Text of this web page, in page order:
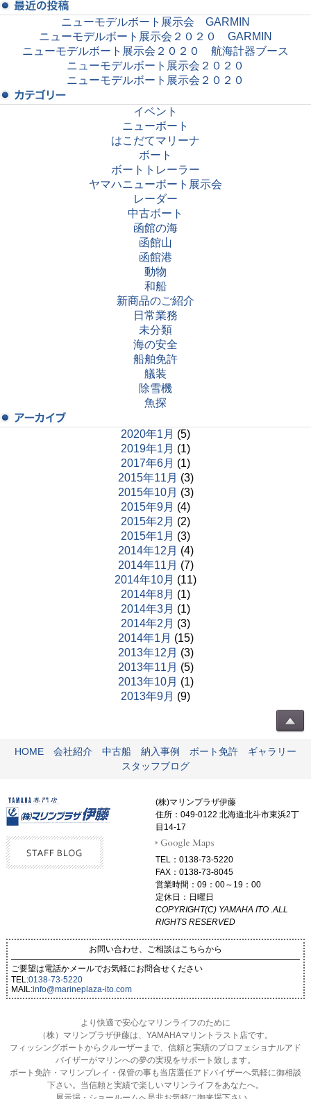
ニューモデルボート展示会 GARMIN
ニューモデルボート展示会２０２０ GARMIN
ニューモデルボート展示会２０２０ 航海計器ブース
ニューモデルボート展示会２０２０
ニューモデルボート展示会２０２０
イベント
ニューボート
はこだてマリーナ
ボート
ボートトレーラー
ヤマハニューボート展示会
レーダー
中古ボート
函館の海
函館山
函館港
動物
和船
新商品のご紹介
日常業務
未分類
海の安全
船舶免許
艤装
除雪機
魚探
2020年1月 (5)
2019年1月 (1)
2017年6月 (1)
2015年11月 (3)
2015年10月 (3)
2015年9月 (4)
2015年2月 (2)
2015年1月 (3)
2014年12月 (4)
2014年11月 (7)
2014年10月 (11)
2014年8月 (1)
2014年3月 (1)
2014年2月 (3)
2014年1月 (15)
2013年12月 (3)
2013年11月 (5)
2013年10月 (1)
2013年9月 (9)
HOME 会社紹介 中古船 納入事例 ボート免許
ギャラリー
スタッフブログ
(株)マリンプラザ伊藤
住所：049-0122 北海道北斗市東浜2丁
目14-17
TEL：0138-73-5220
FAX：0138-73-8045
営業時間：09：00～19：00
定休日：日曜日
COPYRIGHT(C) YAMAHA ITO .ALL
RIGHTS RESERVED
お問い合わせ、ご相談はこちらから
ご要望は電話かメールでお気軽にお問合せください
TEL:0138-73-5220
MAIL:info@marineplaza-ito.com
より快適で安心なマリンライフのために
（株）マリンプラザ伊藤は、YAMAHAマリントラスト店です。
フィッシングボートからクルーザーまで、信頼と実績のプロフェショナルアド
バイザーがマリンへの夢の実現をサポート致します。
ボート免許・マリンプレイ・保管の事も当店選任アドバイザーへ気軽に御相談
下さい。当信頼と実績で楽しいマリンライフをあなたへ。